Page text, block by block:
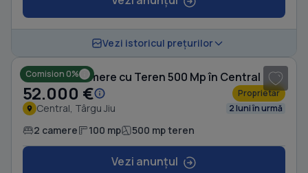
Vezi istoricul prețurilor
Comision 0%
Casă cu 2 camere cu Teren 500 Mp în Central
52.000 € Proprietar
Central, Târgu Jiu 2 luni în urmă
2 camere 100 mp 500 mp teren
Vezi anunțul